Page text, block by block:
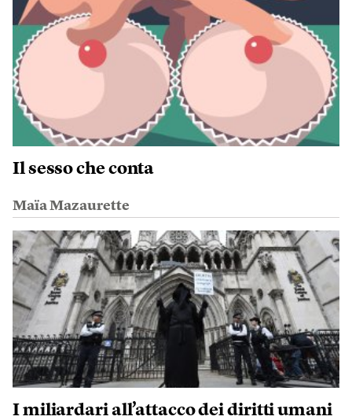
Il sesso che conta
Maïa Mazaurette
I miliardari all’attacco dei diritti umani